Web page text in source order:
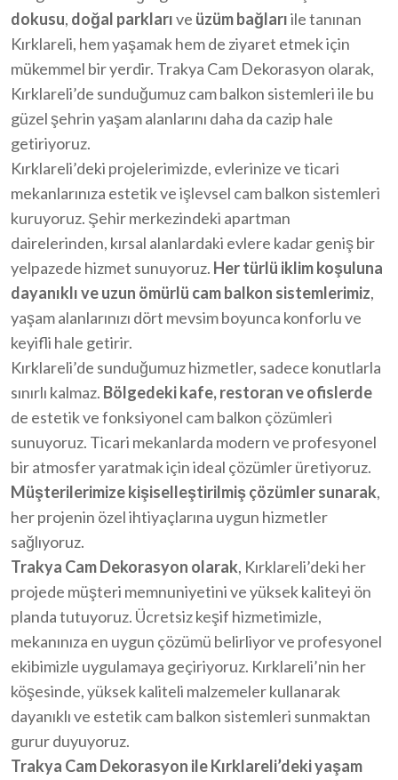
dokusu, doğal parklarıve üzüm bağlarıile tanınan
Kırklareli, hem yaşamak hem de ziyaret etmek için
mükemmel bir yerdir. Trakya Cam Dekorasyon olarak,
Kırklareli’de sunduğumuz cam balkon sistemleri ile bu
güzel şehrin yaşam alanlarını daha da cazip hale
getiriyoruz.
Kırklareli’deki projelerimizde, evlerinize ve ticari
mekanlarınıza estetik ve işlevsel cam balkon sistemleri
kuruyoruz. Şehir merkezindeki apartman
dairelerinden, kırsal alanlardaki evlere kadar geniş bir
yelpazede hizmet sunuyoruz. Her türlü iklim koşuluna
dayanıklı ve uzun ömürlü cam balkon sistemlerimiz,
yaşam alanlarınızı dört mevsim boyunca konforlu ve
keyifli hale getirir.
Kırklareli’de sunduğumuz hizmetler, sadece konutlarla
sınırlı kalmaz. Bölgedeki kafe, restoran ve ofislerde
de estetik ve fonksiyonel cam balkon çözümleri
sunuyoruz. Ticari mekanlarda modern ve profesyonel
bir atmosfer yaratmak için ideal çözümler üretiyoruz.
Müşterilerimize kişiselleştirilmiş çözümler sunarak,
her projenin özel ihtiyaçlarına uygun hizmetler
sağlıyoruz.
Trakya Cam Dekorasyon olarak, Kırklareli’deki her
projede müşteri memnuniyetini ve yüksek kaliteyi ön
planda tutuyoruz. Ücretsiz keşif hizmetimizle,
mekanınıza en uygun çözümü belirliyor ve profesyonel
ekibimizle uygulamaya geçiriyoruz. Kırklareli’nin her
köşesinde, yüksek kaliteli malzemeler kullanarak
dayanıklı ve estetik cam balkon sistemleri sunmaktan
gurur duyuyoruz.
Trakya Cam Dekorasyon ile Kırklareli’deki yaşam